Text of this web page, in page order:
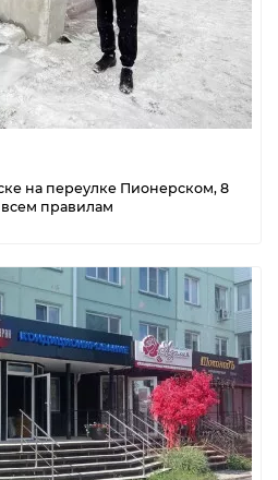
на переулке Пионерском, 8
правилам